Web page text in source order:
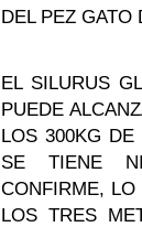
DEL PEZ GATO
EL SILURUS
PUEDE
LOS 300KG DE
SE TIENE
CONFIRME, LO
LOS TRES